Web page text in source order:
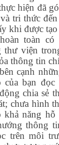
hiện đã
tri thức
khi được
toàn
thư viện
thông tin
cạnh
bạn đọc
chia sẻ
chưa hình
khả năng
thông
trên môi